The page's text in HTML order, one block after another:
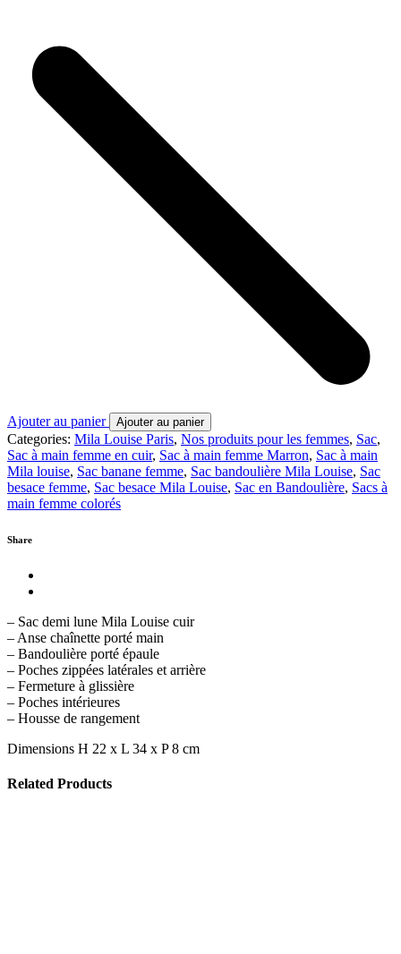
Ajouter au panier Ajouter au panier
Categories: Mila Louise Paris, Nos produits pour les femmes, Sac,
Sac à main femme en cuir, Sac à main femme Marron, Sac à main
Mila louise, Sac banane femme, Sac bandoulière Mila Louise, Sac
besace femme, Sac besace Mila Louise, Sac en Bandoulière, Sacs à
main femme colorés
Share
– Sac demi lune Mila Louise cuir
– Anse chaînette porté main
– Bandoulière porté épaule
– Poches zippées latérales et arrière
– Fermeture à glissière
– Poches intérieures
– Housse de rangement
Dimensions H 22 x L 34 x P 8 cm
Related Products